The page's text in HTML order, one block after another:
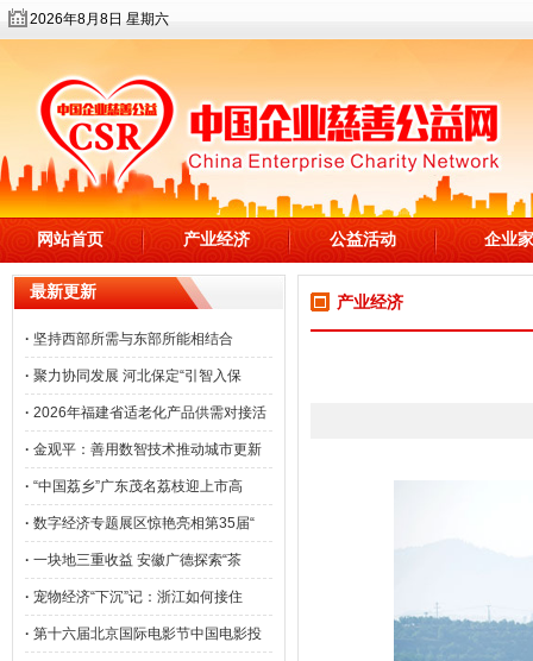
2026年8月8日 星期六
网站首页 产业经济 公益活动 企业家
最新更新
· 坚持西部所需与东部所能相结合
· 聚力协同发展 河北保定“引智入保
· 2026年福建省适老化产品供需对接活
· 金观平：善用数智技术推动城市更新
· “中国荔乡”广东茂名荔枝迎上市高
· 数字经济专题展区惊艳亮相第35届“
· 一块地三重收益 安徽广德探索“茶
· 宠物经济“下沉”记：浙江如何接住
· 第十六届北京国际电影节中国电影投
产业经济